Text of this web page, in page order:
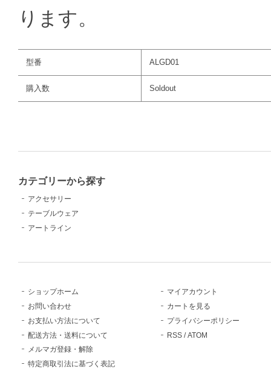
ります。
型番 ALGD01
購入数 Soldout
カテゴリーから探す
アクセサリー
テーブルウェア
アートライン
ショップホーム
お問い合わせ
お支払い方法について
配送方法・送料について
メルマガ登録・解除
特定商取引法に基づく表記
マイアカウント
カートを見る
プライバシーポリシー
RSS /ATOM